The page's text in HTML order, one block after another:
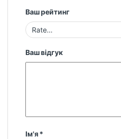
Ваш рейтинг
Ваш відгук
Ім'я*